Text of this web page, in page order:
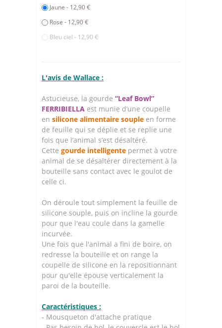
Jaune - 12,90 €
Rose - 12,90 €
Bleu ciel - 12,90 €
L'avis de Wallace :
Astucieuse, la gourde “Leaf Bowl”
FERRIBIELLA est munie d’une coupelle
en silicone alimentaire souple en forme
de feuille qui se déplie et se replie une
fois que l’animal s’est désaltéré.
Cette gourde intelligente permet à votre
animal de se désaltérer directement à la
bouteille sans contact avec le goulot de
celle ci.
On déroule tout simplement la feuille de
silicone souple, puis on incline la gourde
pour que l'eau coule dans la gamelle
incurvée.
Une fois que l'animal a fini de boire, on
redresse la bouteille et on range la
coupelle de silicone en la repositionnant
pour qu'elle épouse verticalement la
paroi de la bouteille.
Caractéristiques :
- Mousqueton d'attache pratique